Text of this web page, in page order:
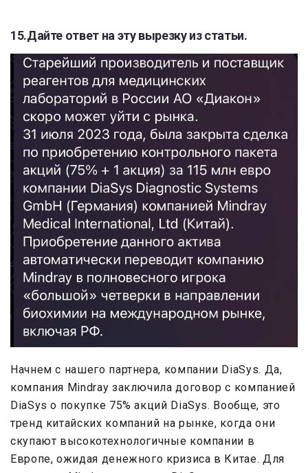
15.Дайте ответ на эту вырезку из статьи.
Начнем с нашего партнера, компании DiaSys. Да,
компания Mindray заключила договор с компанией
DiaSys о покупке 75% акций DiaSys. Вообще, это
тренд китайских компаний на рынке, когда они
скупают высокотехнологичные компании в
Европе, ожидая денежного кризиса в Китае. Для